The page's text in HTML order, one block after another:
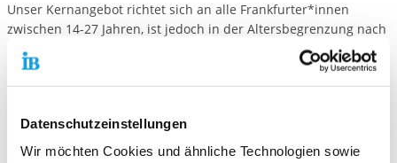
Datenschutzeinstellungen
Wir möchten Cookies und ähnliche Technologien sowie
Unser Kernangebot richtet sich an alle Frankfurter*innen
zwischen 14-27 Jahren, ist jedoch in der Altersbegrenzung nach
oben nicht geschlossen.
Wenn Sie Interesse an einem Workshop für Ihre Gruppe haben,
die Bedarfe Ihrer Zielgruppe und ermöglichen so ihre
individuellen Schwerpunkte im Workshop.